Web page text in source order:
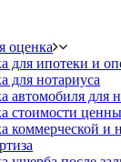
оценка
для ипотеки и
для нотариуса
автомобиля для
стоимости
коммерческой и